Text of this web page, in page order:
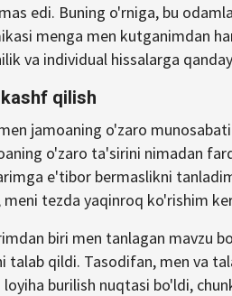
edi. Buning o'rniga, bu
menga men kutganimdan
va individual hissalarga
qilish
jamoaning o'zaro
o'zaro ta'sirini nimadan
e'tibor bermaslikni
tezda yaqinroq ko'rishim
biri men tanlagan mavzu
talab qildi. Tasodifan, men va
burilish nuqtasi bo'ldi,